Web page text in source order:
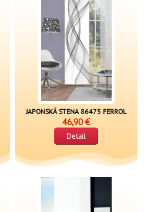
JAPONSKÁ STENA 86475 FERROL
46,90 €
Detail